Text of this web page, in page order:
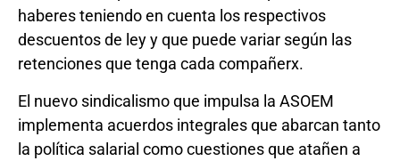
haberes teniendo en cuenta los respectivos
descuentos de ley y que puede variar según las
retenciones que tenga cada compañerx.
El nuevo sindicalismo que impulsa la ASOEM
implementa acuerdos integrales que abarcan tanto
la política salarial como cuestiones que atañen a